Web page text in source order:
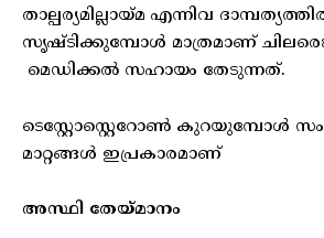
താല്പര്യമില്ലായ്മ എന്നിവ
സൃഷ്ടിക്കുമ്പോൾ മാത്രമാണ്
മെഡിക്കൽ സഹായം തേടുന്നത്.
ടെസ്റ്റോസ്റ്റെറോൺ കുറയുമ്പോൾ
മാറ്റങ്ങൾ ഇപ്രകാരമാണ്
അസ്ഥി തേയ്മാനം